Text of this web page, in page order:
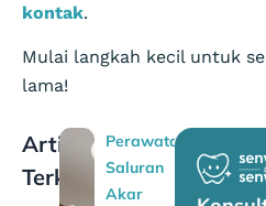
kontak.
Mulai langkah kecil untuk
lama!
Artikel
Terkait
Perawatan
Saluran
Akar